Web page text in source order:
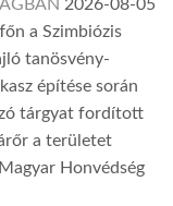
2026-08-05
a Szimbiózis
tanösvény-
építése során
tárgyat fordított
a területet
Honvédség